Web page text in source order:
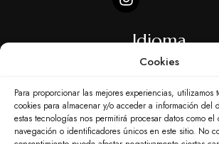
Cookies
Para proporcionar las mejores experiencias, utilizamos
cookies para almacenar y/o acceder a información del
estas tecnologías nos permitirá procesar datos como el
navegación o identificadores únicos en este sitio. No
Idioma